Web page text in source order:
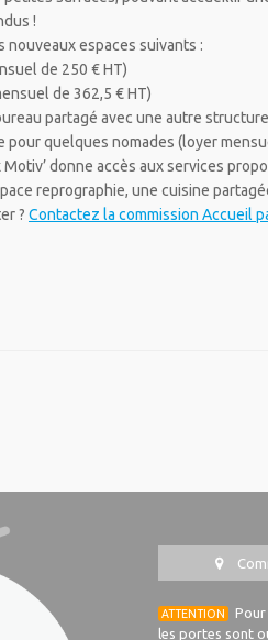
!
nouveaux espaces suivants :
de 250 € HT)
de 362,5 € HT)
partagé avec une autre structure
pour quelques nomades (loyer
donne accès aux services
reprographie, une cuisine
? Contactez la commission Accueil
ATTENTION
les portes sont